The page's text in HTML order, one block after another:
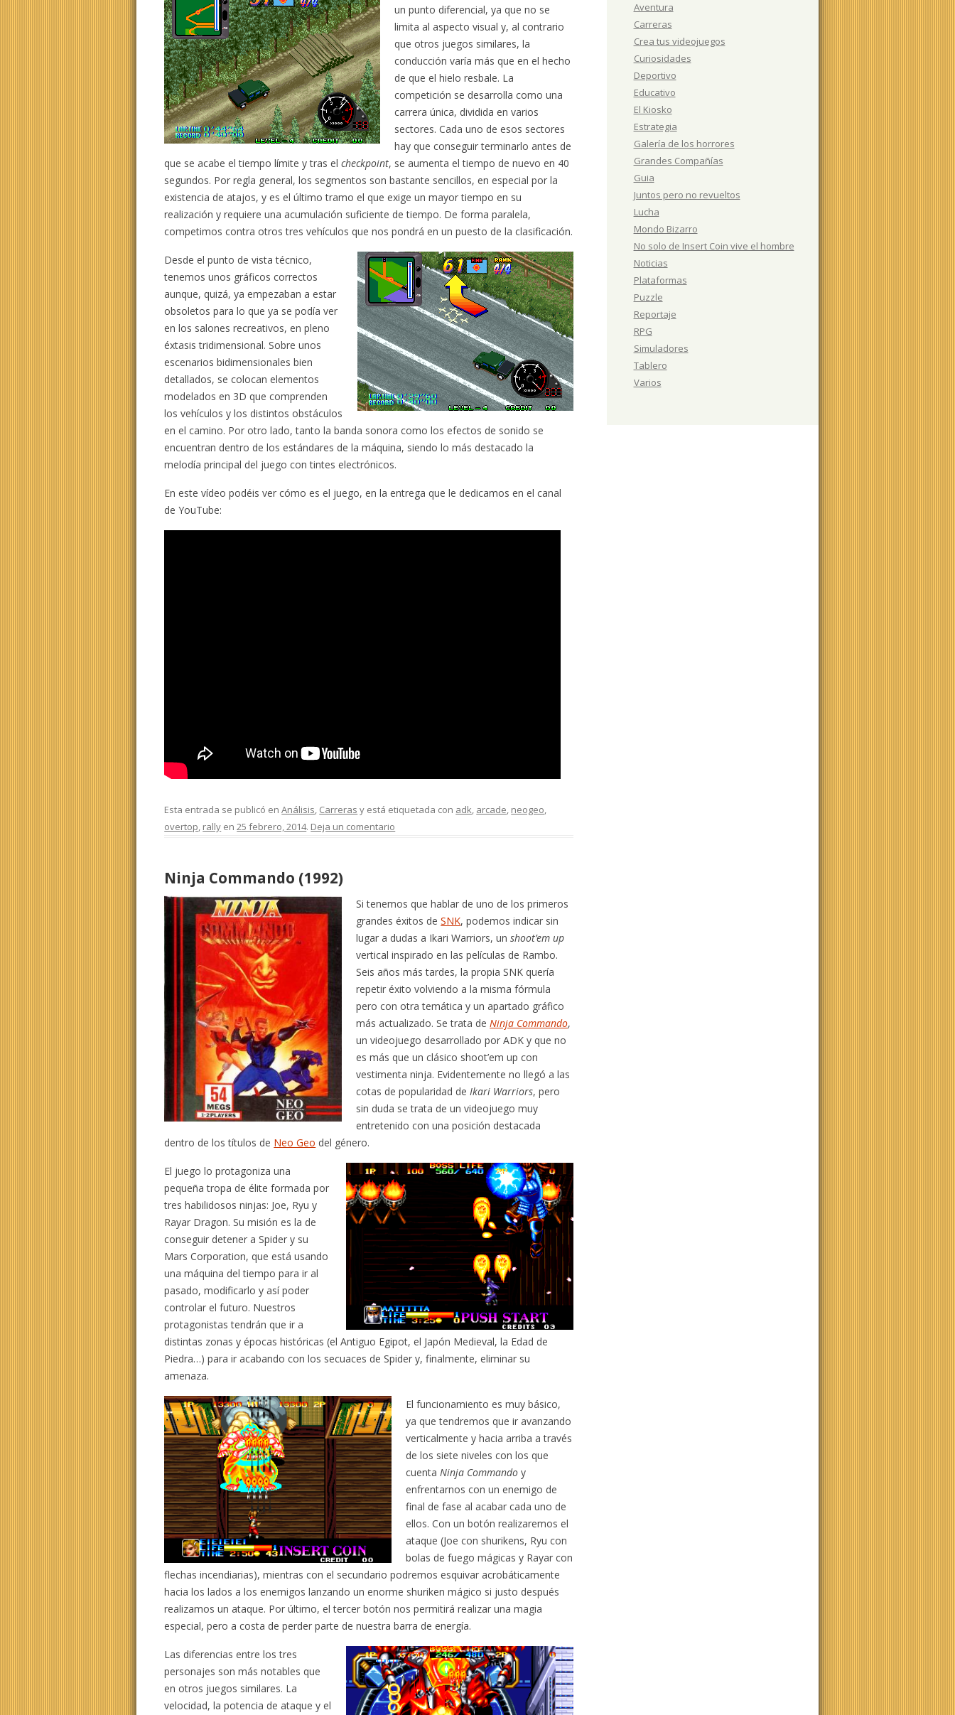
un punto diferencial, ya que no se
limita al aspecto visual y, al contrario
que otros juegos similares, la
conducción varía más que en el hecho
de que el hielo resbale. La
competición se desarrolla como una
carrera única, dividida en varios
sectores. Cada uno de esos sectores
hay que conseguir terminarlo antes de
que se acabe el tiempo límite y tras elcheckpoint, se aumenta el tiempo de nuevo en 40
segundos. Por regla general, los segmentos son bastante sencillos, en especial por la
existencia de atajos, y es el último tramo el que exige un mayor tiempo en su
realización y requiere una acumulación suficiente de tiempo. De forma paralela,
competimos contra otros tres vehículos que nos pondrá en un puesto de la clasificación.
Desde el punto de vista técnico,
tenemos unos gráficos correctos
aunque, quizá, ya empezaban a estar
obsoletos para lo que ya se podía ver
en los salones recreativos, en pleno
éxtasis tridimensional. Sobre unos
escenarios bidimensionales bien
detallados, se colocan elementos
modelados en 3D que comprenden
los vehículos y los distintos obstáculos
en el camino. Por otro lado, tanto la banda sonora como los efectos de sonido se
encuentran dentro de los estándares de la máquina, siendo lo más destacado la
melodía principal del juego con tintes electrónicos.
En este vídeo podéis ver cómo es el juego, en la entrega que le dedicamos en el canal
de YouTube:
Esta entrada se publicó enAnálisis, Carreras y está etiquetada con adk, arcade, neogeo,
overtop, rally en25 febrero, 2014. Deja un comentario
Ninja Commando (1992)
Si tenemos que hablar de uno de los primeros
grandes éxitos deSNK, podemos indicar sin
lugar a dudas a Ikari Warriors, unshoot’em up
vertical inspirado en las películas de Rambo.
Seis años más tardes, la propia SNK quería
repetir éxito volviendo a la misma fórmula
pero con otra temática y un apartado gráfico
más actualizado. Se trata deNinja Commando,
un videojuego desarrollado por ADK y que no
es más que un clásico shoot’em up con
vestimenta ninja. Evidentemente no llegó a las
cotas de popularidad de Ikari Warriors, pero
sin duda se trata de un videojuego muy
entretenido con una posición destacada
dentro de los títulos de Neo Geo del género.
El juego lo protagoniza una
pequeña tropa de élite formada por
tres habilidosos ninjas: Joe, Ryu y
Rayar Dragon. Su misión es la de
conseguir detener a Spider y su
Mars Corporation, que está usando
una máquina del tiempo para ir al
pasado, modificarlo y así poder
controlar el futuro. Nuestros
protagonistas tendrán que ir a
distintas zonas y épocas históricas (el Antiguo Egipot, el Japón Medieval, la Edad de
Piedra…) para ir acabando con los secuaces de Spider y, finalmente, eliminar su
amenaza.
El funcionamiento es muy básico,
ya que tendremos que ir avanzando
verticalmente y hacia arriba a través
de los siete niveles con los que
cuenta Ninja Commando y
enfrentarnos con un enemigo de
final de fase al acabar cada uno de
ellos. Con un botón realizaremos el
ataque (Joe con shurikens, Ryu con
bolas de fuego mágicas y Rayar con
flechas incendiarias), mientras con el secundario podremos esquivar acrobáticamente
hacia los lados a los enemigos lanzando un enorme shuriken mágico si justo después
realizamos un ataque. Por último, el tercer botón nos permitirá realizar una magia
especial, pero a costa de perder parte de nuestra barra de energía.
Las diferencias entre los tres
personajes son más notables que
en otros juegos similares. La
velocidad, la potencia de ataque y el
Aventura
Carreras
Crea tus videojuegos
Curiosidades
Deportivo
Educativo
El Kiosko
Estrategia
Galería de los horrores
Grandes Compañías
Guia
Juntos pero no revueltos
Lucha
Mondo Bizarro
No solo de Insert Coin vive el hombre
Noticias
Plataformas
Puzzle
Reportaje
RPG
Simuladores
Tablero
Varios